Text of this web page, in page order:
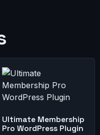
Ultimate Membership
Pro WordPress Plugin